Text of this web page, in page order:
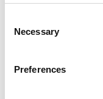
Selection
Necessary
Preferences
: Zuzana Giraudo, MBA
+421 950 527 041